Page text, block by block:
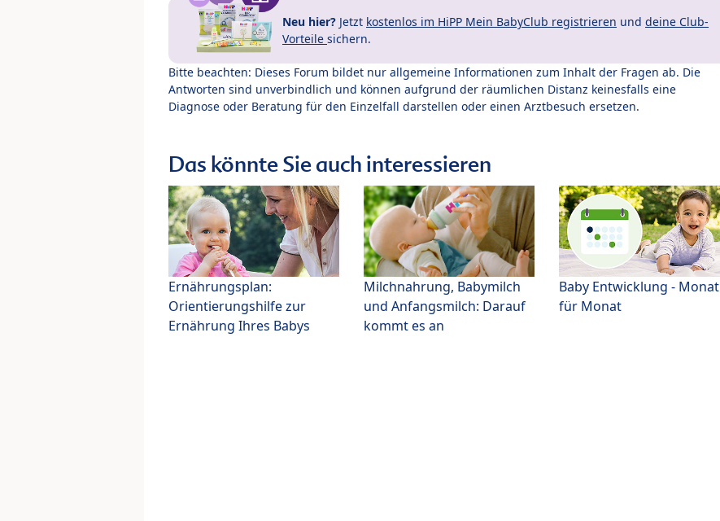
Neu hier? Jetzt kostenlos im HiPP Mein BabyClub registrieren und deine Club-
Vorteile sichern.
Bitte beachten: Dieses Forum bildet nur allgemeine Informationen zum Inhalt der Fragen ab. Die
Antworten sind unverbindlich und können aufgrund der räumlichen Distanz keinesfalls eine
Diagnose oder Beratung für den Einzelfall darstellen oder einen Arztbesuch ersetzen.
Das könnte Sie auch interessieren
Ernährungsplan:
Orientierungshilfe zur
Ernährung Ihres Babys
Milchnahrung, Babymilch
und Anfangsmilch: Darauf
kommt es an
Baby Entwicklung - Monat
für Monat